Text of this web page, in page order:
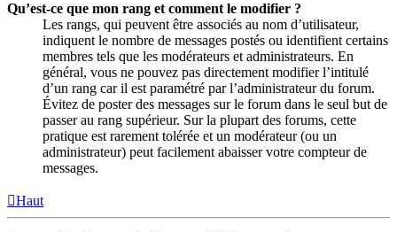
Qu’est-ce que mon rang et comment le modifier ?
Les rangs, qui peuvent être associés au nom d’utilisateur,
indiquent le nombre de messages postés ou identifient certains
membres tels que les modérateurs et administrateurs. En
général, vous ne pouvez pas directement modifier l’intitulé
d’un rang car il est paramétré par l’administrateur du forum.
Évitez de poster des messages sur le forum dans le seul but de
passer au rang supérieur. Sur la plupart des forums, cette
pratique est rarement tolérée et un modérateur (ou un
administrateur) peut facilement abaisser votre compteur de
messages.
Haut